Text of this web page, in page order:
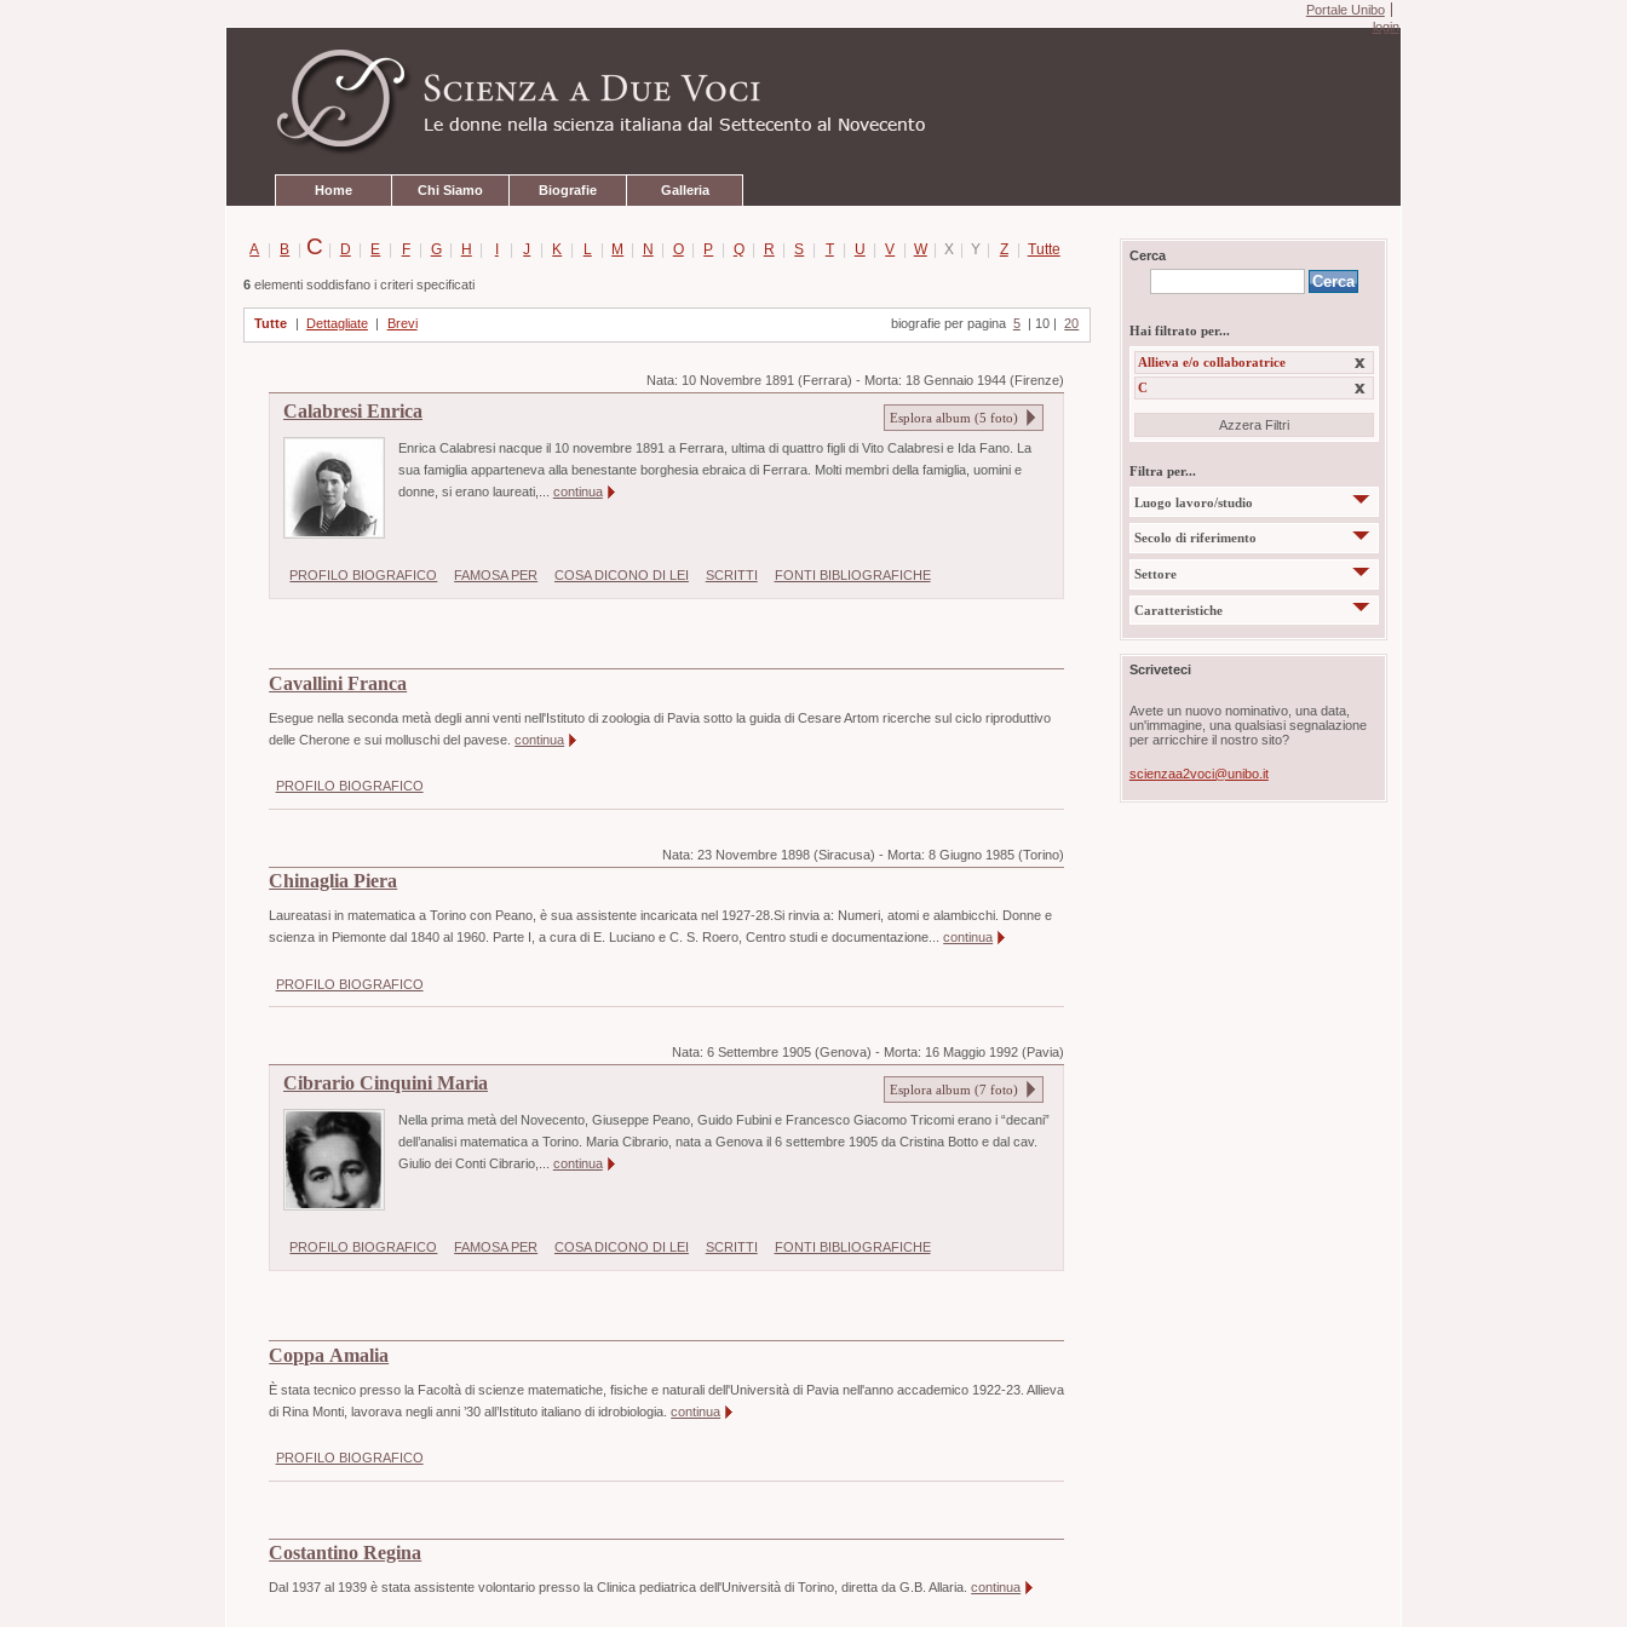
contenuti.
navigazione
Portale Unibo
login
Home Chi Siamo Biografie Galleria
A | B | C | D | E | F | G | H | I | J | K | L | M | N | O | P | Q | R | S | T | U | V | W | X | Y | Z | Tutte
6elementi soddisfano i criteri specificati
Tutte Dettagliate Brevi biografie per pagina 5 10 20
Nata: 10 Novembre 1891 (Ferrara) - Morta: 18 Gennaio 1944 (Firenze)
Calabresi Enrica Esplora album (5 foto)
Enrica Calabresi nacque il 10 novembre 1891 a Ferrara, ultima di quattro figli di Vito Calabresi e Ida Fano. La
sua famiglia apparteneva alla benestante borghesia ebraica di Ferrara. Molti membri della famiglia, uomini e
donne, si erano laureati,... continua
PROFILO BIOGRAFICO FAMOSA PER COSA DICONO DI LEI SCRITTI FONTI BIBLIOGRAFICHE
Cavallini Franca
Esegue nella seconda metà degli anni venti nell'Istituto di zoologia di Pavia sotto la guida di Cesare Artom ricerche sul ciclo riproduttivo
delle Cherone e sui molluschi del pavese.continua
PROFILO BIOGRAFICO
Nata:23 Novembre 1898 (Siracusa) - Morta:8 Giugno 1985 (Torino)
Chinaglia Piera
Laureatasi in matematica a Torino con Peano, è sua assistente incaricata nel 1927-28.Si rinvia a: Numeri, atomi e alambicchi. Donne e
scienza in Piemonte dal 1840 al 1960. Parte I, a cura di E. Luciano e C. S. Roero, Centro studi e documentazione...continua
PROFILO BIOGRAFICO
Nata:6 Settembre 1905 (Genova) - Morta: 16 Maggio 1992 (Pavia)
Cibrario Cinquini Maria Esplora album (7 foto)
Nella prima metà del Novecento, Giuseppe Peano, Guido Fubini e Francesco Giacomo Tricomi erano i “decani”
dell’analisi matematica a Torino. Maria Cibrario, nata a Genova il 6 settembre 1905 da Cristina Botto e dal cav.
Giulio dei Conti Cibrario,... continua
PROFILO BIOGRAFICO FAMOSA PER COSA DICONO DI LEI SCRITTI FONTI BIBLIOGRAFICHE
Coppa Amalia
È stata tecnico presso la Facoltà di scienze matematiche, fisiche e naturali dell'Università di Pavia nell'anno accademico 1922-23. Allieva
di Rina Monti, lavorava negli anni ’30 all’Istituto italiano di idrobiologia.continua
PROFILO BIOGRAFICO
Costantino Regina
Dal 1937 al 1939 è stata assistente volontario presso la Clinica pediatrica dell'Università di Torino, diretta da G.B. Allaria.continua
Cerca
Hai filtrato per...
Allieva e/o collaboratrice
C
Azzera Filtri
Filtra per...
Luogo lavoro/studio
Secolo di riferimento
Settore
Caratteristiche
Scriveteci
Avete un nuovo nominativo, una data,
un'immagine, una qualsiasi segnalazione
per arricchire il nostro sito?
scienzaa2voci@unibo.it